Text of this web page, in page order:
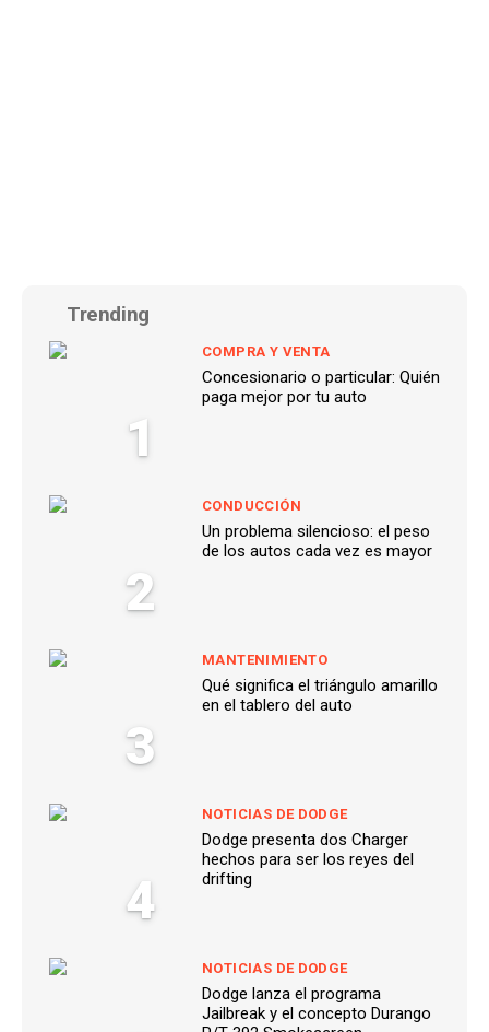
Trending
1
COMPRA Y VENTA
Concesionario o particular: Quién
paga mejor por tu auto
2
CONDUCCIÓN
Un problema silencioso: el peso
de los autos cada vez es mayor
3
MANTENIMIENTO
Qué significa el triángulo amarillo
en el tablero del auto
4
NOTICIAS DE DODGE
Dodge presenta dos Charger
hechos para ser los reyes del
drifting
NOTICIAS DE DODGE
Dodge lanza el programa
Jailbreak y el concepto Durango